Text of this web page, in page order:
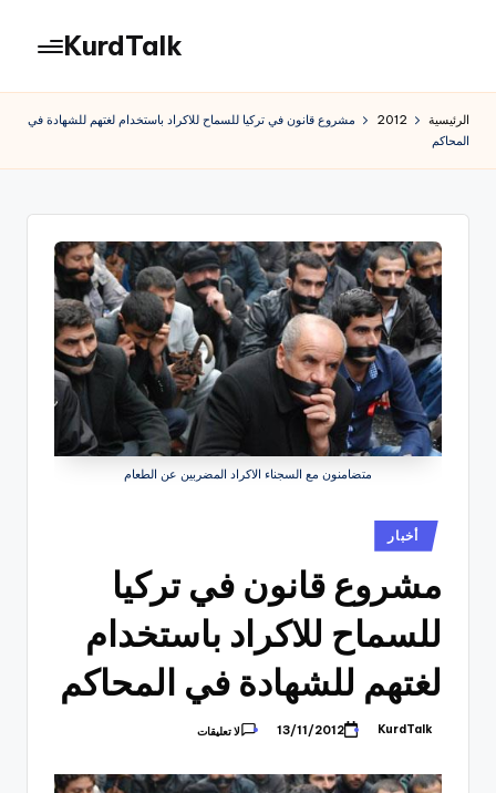
المحتوى
KurdTalk
اخبار
الرئيسية 2012
مشروع قانون في تركيا للسماح للاكراد باستخدام لغتهم للشهادة في
المحاكم
متضامنون مع السجناء الاكراد المضربين عن الطعام
نُشر
في
أخبار
مشروع قانون في تركيا
للسماح للاكراد باستخدام
لغتهم للشهادة في المحاكم
تمّ
KurdTalk
13/11/2012 لا تعليقات